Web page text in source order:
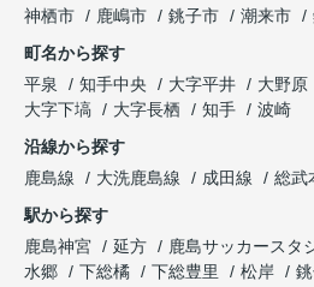
神栖市
鹿嶋市 銚子市 潮来市
町名から探す
平泉
知手中央 大字平井 大野原
大字下塙
大字長栖 知手
波崎
沿線から探す
鹿島線
大洗鹿島線 成田線 総武
駅から探す
鹿島神宮
延方 鹿島サッカースタ
水郷
下総橘 下総豊里 松岸